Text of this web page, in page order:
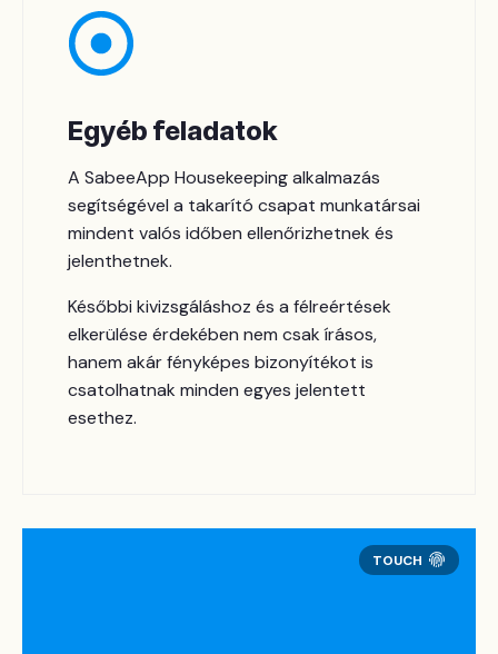
Egyéb feladatok
A SabeeApp Housekeeping alkalmazás
segítségével a takarító csapat munkatársai
mindent valós időben ellenőrizhetnek és
jelenthetnek.
Későbbi kivizsgáláshoz és a félreértések
elkerülése érdekében nem csak írásos,
hanem akár fényképes bizonyítékot is
csatolhatnak minden egyes jelentett
esethez.